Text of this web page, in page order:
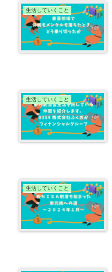
生活していくこと
生活していくこと
生活していくこと